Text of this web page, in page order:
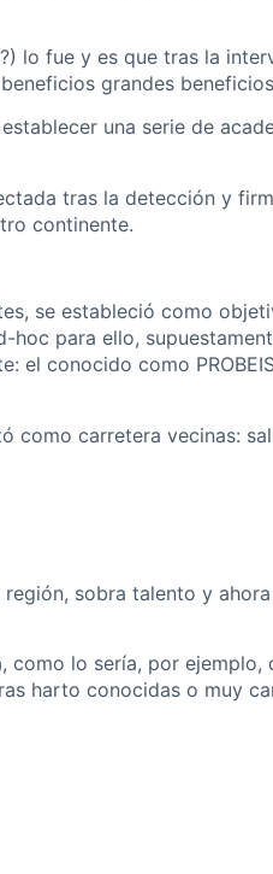
lo fue y es que tras la
grandes
una serie de
tras la detección y
continente.
se estableció como
hoc para ello,
el conocido como
como carretera vecinas:
sobra talento y
lo sería, por ejemplo,
harto conocidas o muy